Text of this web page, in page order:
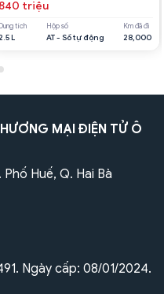
840 triệu
Dung tích
2.5 L
Hộp số
AT - Số tự động
Km đã đi
28,000
MẠI ĐIỆN TỬ Ô
Huế, Q. Hai Bà
Ngày cấp: 08/01/2024.